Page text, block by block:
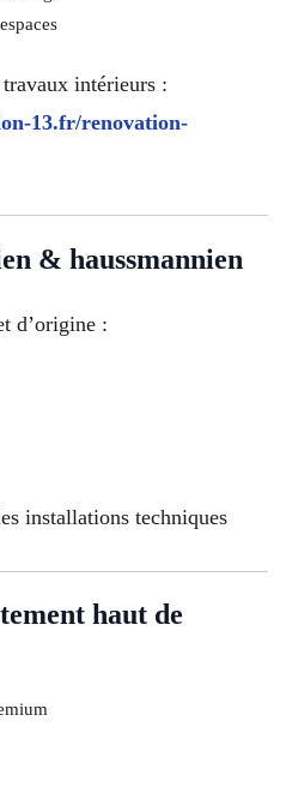
intérieurs :
13.fr/renovation-
& haussmannien
d’origine :
installations techniques
haut de